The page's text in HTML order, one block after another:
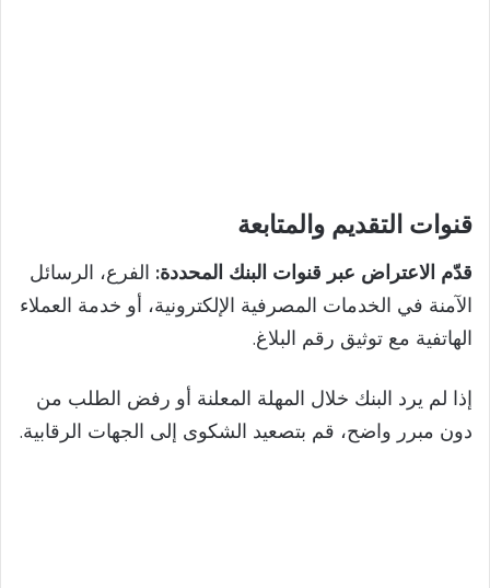
قنوات التقديم والمتابعة
قدّم الاعتراض عبر قنوات البنك المحددة: الفرع، الرسائل
الآمنة في الخدمات المصرفية الإلكترونية، أو خدمة العملاء
الهاتفية مع توثيق رقم البلاغ.
إذا لم يرد البنك خلال المهلة المعلنة أو رفض الطلب من
دون مبرر واضح، قم بتصعيد الشكوى إلى الجهات الرقابية.